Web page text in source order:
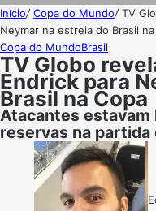
Início/Copa do Mundo/TV
Neymar na estreia do Brasil
Copa do MundoBrasil
TV Globo
Endrick para
Brasil na Copa
Atacantes estavam
reservas na